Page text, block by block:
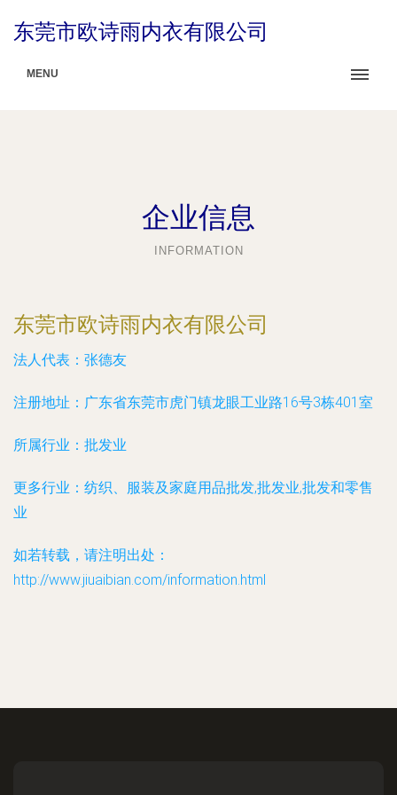
东莞市欧诗雨内衣有限公司
MENU
企业信息
INFORMATION
东莞市欧诗雨内衣有限公司
法人代表： 张德友
注册地址： 广东省东莞市虎门镇龙眼工业路16号3栋401室
所属行业： 批发业
更多行业： 纺织、服装及家庭用品批发,批发业,批发和零售
业
如若转载，请注明出处：
http://www.jiuaibian.com/information.html